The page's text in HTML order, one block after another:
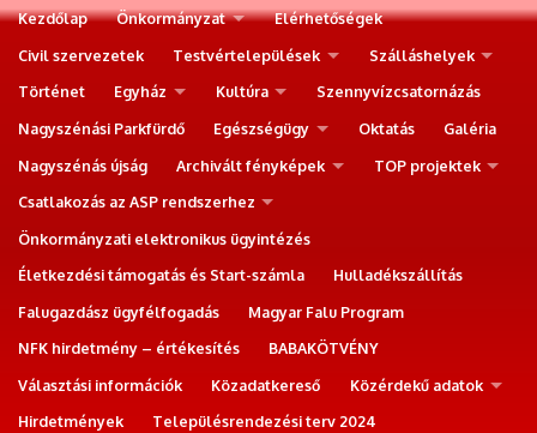
Kezdőlap Önkormányzat
Elérhetőségek
Civil szervezetek
Testvértelepülések
Szálláshelyek
Történet
Egyház Kultúra
Szennyvízcsatornázás
Nagyszénási Parkfürdő
Egészségügy Oktatás
Galéria
Nagyszénás újság
Archivált fényképek
TOP projektek
Csatlakozás az ASP rendszerhez
Önkormányzati elektronikus ügyintézés
Életkezdési támogatás és Start-számla
Hulladékszállítás
Falugazdász ügyfélfogadás
Magyar Falu Program
NFK hirdetmény – értékesítés
BABAKÖTVÉNY
Választási információk
Közadatkereső
Közérdekű adatok
Hirdetmények
Településrendezési terv 2024